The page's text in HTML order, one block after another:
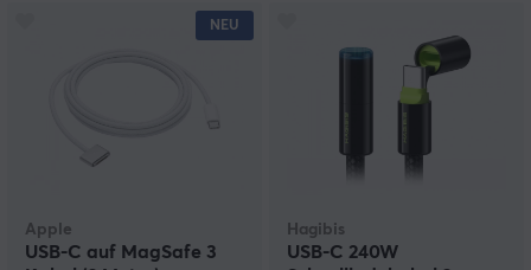
NEU
Apple
USB-C auf MagSafe 3
Hagibis
USB-C 240W